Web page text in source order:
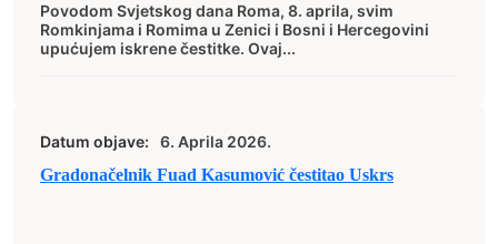
Povodom Svjetskog dana Roma, 8. aprila, svim
Romkinjama i Romima u Zenici i Bosni i Hercegovini
upućujem iskrene čestitke. Ovaj...
Datum objave:
6. Aprila 2026.
Gradonačelnik Fuad Kasumović čestitao Uskrs